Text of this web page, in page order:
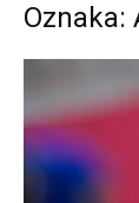
Oznaka: